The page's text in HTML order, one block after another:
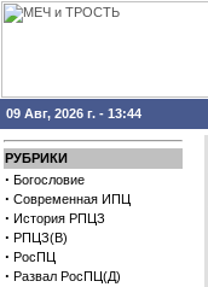
09 Авг, 2026 г. - 13:44
РУБРИКИ
· Богословие
· Современная ИПЦ
· История РПЦЗ
· РПЦЗ(В)
· РосПЦ
· Развал РосПЦ(Д)